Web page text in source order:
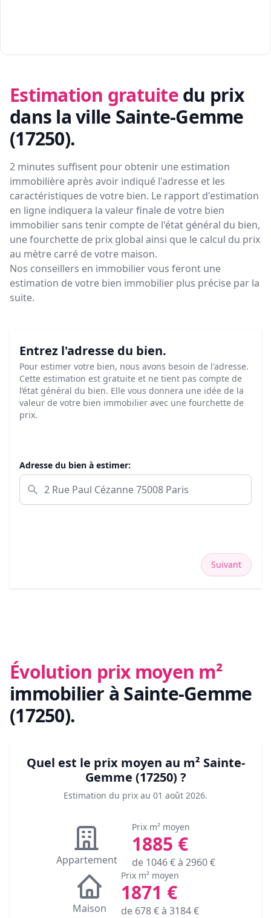
Estimation gratuite du prix
dans la ville Sainte-Gemme
(17250).
2 minutes suffisent pour obtenir une estimation
immobilière après avoir indiqué l'adresse et les
caractéristiques de votre bien. Le rapport d'estimation
en ligne indiquera la valeur finale de votre bien
immobilier sans tenir compte de l'état général du bien,
une fourchette de prix global ainsi que le calcul du prix
au mètre carré de votre maison.
Nos conseillers en immobilier vous feront une
estimation de votre bien immobilier plus précise par la
suite.
Entrez l'adresse du bien.
Pour estimer votre bien, nous avons besoin de l'adresse.
Cette estimation est gratuite et ne tient pas compte de
l’état général du bien. Elle vous donnera une idée de la
valeur de votre bien immobilier avec une fourchette de
prix.
Adresse du bien à estimer:
Suivant
Évolution prix moyen m²
immobilier à Sainte-Gemme
(17250).
Quel est le prix moyen au m² Sainte-
Gemme (17250) ?
Estimation du prix au 01 août 2026.
Appartement
Prix m² moyen
1885 €
de 1046€ à 2960€
Maison
Prix m² moyen
1871 €
de 678€ à 3184€